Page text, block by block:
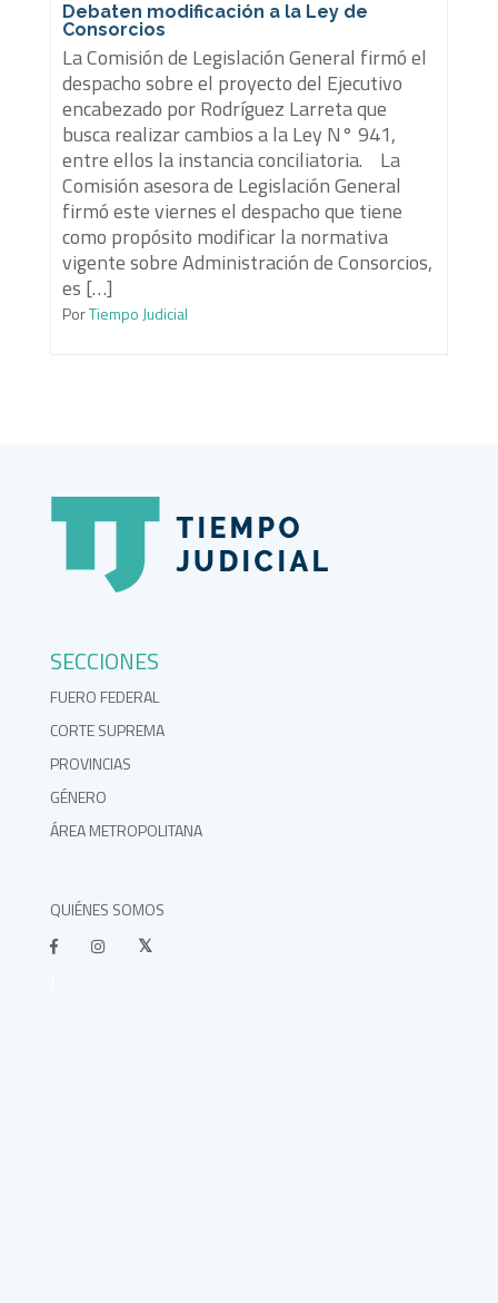
Debaten modificación a la Ley de
Consorcios
La Comisión de Legislación General firmó el
despacho sobre el proyecto del Ejecutivo
encabezado por Rodríguez Larreta que
busca realizar cambios a la Ley N° 941,
entre ellos la instancia conciliatoria. La
Comisión asesora de Legislación General
firmó este viernes el despacho que tiene
como propósito modificar la normativa
vigente sobre Administración de Consorcios,
es […]
PorTiempo Judicial
SECCIONES
FUERO FEDERAL
CORTE SUPREMA
PROVINCIAS
GÉNERO
ÁREA METROPOLITANA
QUIÉNES SOMOS